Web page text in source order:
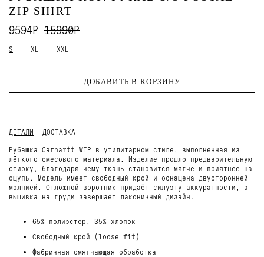
ZIP SHIRT
9594Р 15990Р
S XL XXL
ДОБАВИТЬ В КОРЗИНУ
ДЕТАЛИ
ДОСТАВКА
Рубашка Carhartt WIP в утилитарном стиле, выполненная из
лёгкого смесового материала. Изделие прошло предварительную
стирку, благодаря чему ткань становится мягче и приятнее на
ощупь. Модель имеет свободный крой и оснащена двусторонней
молнией. Отложной воротник придаёт силуэту аккуратности, а
вышивка на груди завершает лаконичный дизайн.
65% полиэстер, 35% хлопок
Свободный крой (loose fit)
Фабричная смягчающая обработка